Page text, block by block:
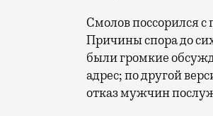
Смолов поссорился с
Причины спора до
были громкие
адрес; по другой
отказ мужчин